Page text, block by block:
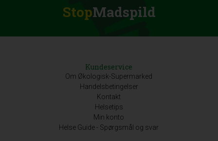
StopMadspild
Kundeservice
Om Økologisk-Supermarked
Handelsbetingelser
Kontakt
Helsetips
Min konto
Helse Guide - Spørgsmål og svar